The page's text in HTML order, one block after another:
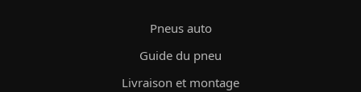
Pneus auto
Guide du pneu
Livraison et montage